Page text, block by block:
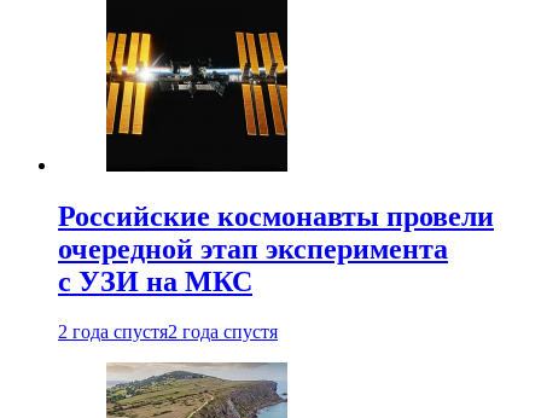
Российские космонавты провели
очередной этап эксперимента
с УЗИ на МКС
2 года спустя2 года спустя